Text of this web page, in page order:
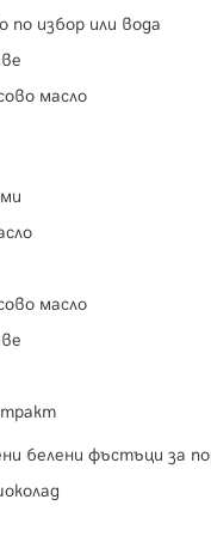
по избор или вода
масло
масло
белени фъстъци за